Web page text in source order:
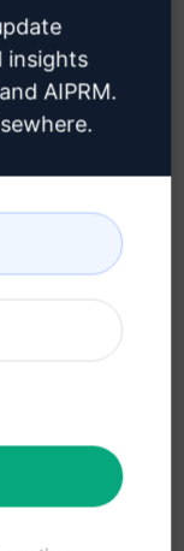
piu'
3.
insights
AIPRM.